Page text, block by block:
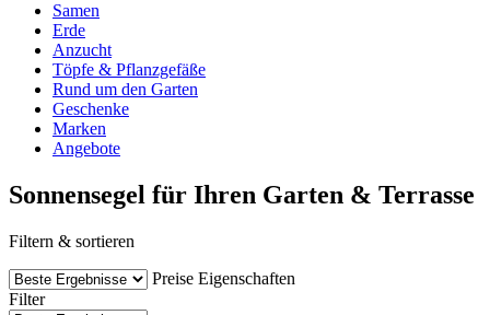
Samen
Erde
Anzucht
Töpfe & Pflanzgefäße
Rund um den Garten
Geschenke
Marken
Angebote
Sonnensegel für Ihren Garten & Terrasse
Filtern & sortieren
Preise Eigenschaften
Filter